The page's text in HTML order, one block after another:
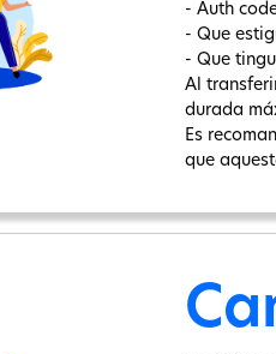
- Auth
- Que
- Que
Al
durada
Es
que